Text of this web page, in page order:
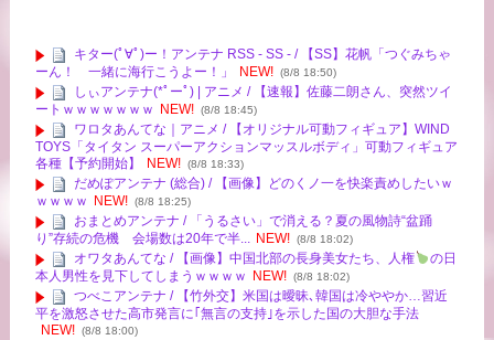
キター(ﾟ∀ﾟ)ー！アンテナ RSS - SS - / 【SS】花帆「つぐみちゃ
ーん！ 一緒に海行こうよー！」
NEW! (8/8 18:50)
しぃアンテナ(*ﾟーﾟ) | アニメ / 【速報】佐藤二朗さん、突然ツイ
ートｗｗｗｗｗｗｗ NEW! (8/8 18:45)
ワロタあんてな｜アニメ / 【オリジナル可動フィギュア】WIND
TOYS「タイタン スーパーアクションマッスルボディ」可動フィギュア
各種【予約開始】
NEW! (8/8 18:33)
だめぽアンテナ (総合) / 【画像】どのくノ一を快楽責めしたいｗ
ｗｗｗｗ NEW! (8/8 18:25)
おまとめアンテナ / 「うるさい」で消える？夏の風物詩“盆踊
り”存続の危機 会場数は20年で半...
NEW! (8/8 18:02)
オワタあんてな / 【画像】中国北部の長身美女たち、人権
の日
本人男性を見下してしまうｗｗｗｗ NEW! (8/8 18:02)
つべこアンテナ / 【竹外交】米国は曖昧､韓国は冷ややか…習近
平を激怒させた高市発言に｢無言の支持｣を示した国の大胆な手法
NEW! (8/8 18:00)